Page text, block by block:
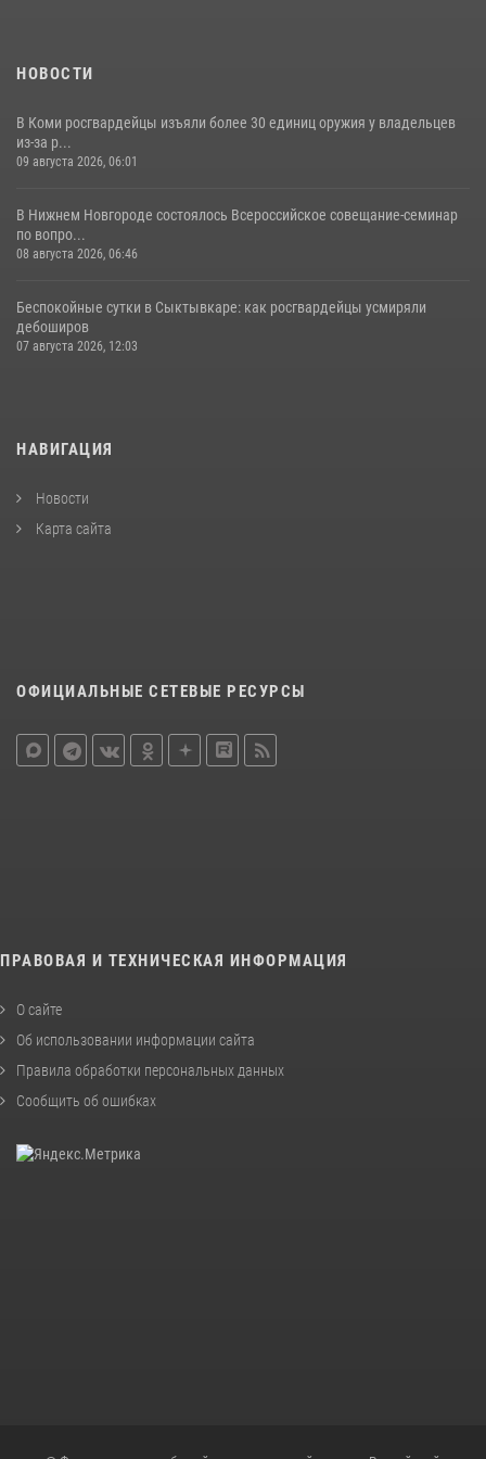
НОВОСТИ
В Коми росгвардейцы изъяли более 30 единиц оружия у владельцев
из-за р...
09 августа 2026, 06:01
В Нижнем Новгороде состоялось Всероссийское совещание-семинар
по вопро...
08 августа 2026, 06:46
Беспокойные сутки в Сыктывкаре: как росгвардейцы усмиряли
дебоширов
07 августа 2026, 12:03
НАВИГАЦИЯ
Новости
Карта сайта
ОФИЦИАЛЬНЫЕ СЕТЕВЫЕ РЕСУРСЫ
ПРАВОВАЯ И ТЕХНИЧЕСКАЯ ИНФОРМАЦИЯ
О сайте
Об использовании информации сайта
Правила обработки персональных данных
Сообщить об ошибках